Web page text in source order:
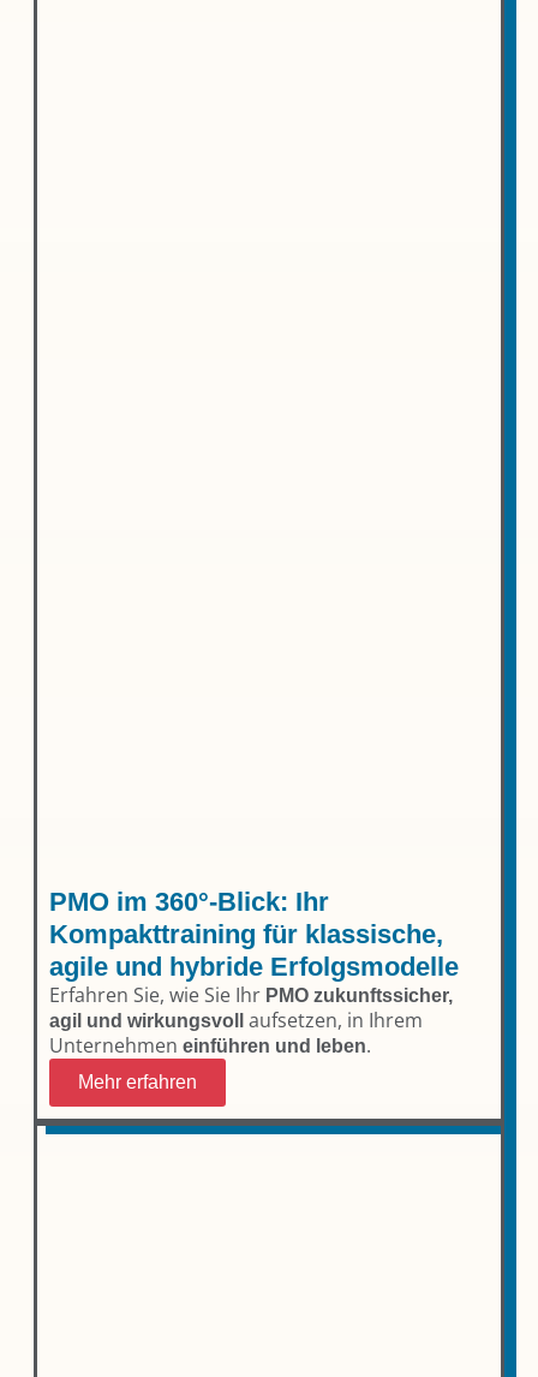
PMO im 360°-Blick: Ihr
Kompakttraining für klassische,
agile und hybride Erfolgsmodelle
Erfahren Sie, wie Sie Ihr PMO zukunftssicher,
agil und wirkungsvoll
aufsetzen, in Ihrem
Unternehmen einführen und leben.
Mehr erfahren